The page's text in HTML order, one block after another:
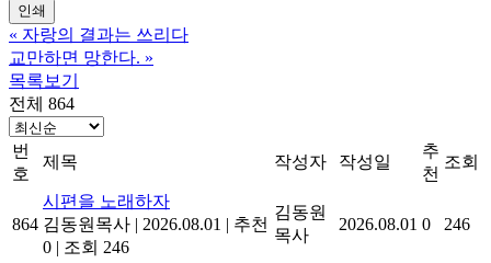
인쇄
« 자랑의 결과는 쓰리다
교만하면 망한다. »
목록보기
전체 864
번
호
제목 작성자 작성일
추
천
조회
864
시편을 노래하자
김동원목사 | 2026.08.01 | 추천
0 | 조회 246
김동원
목사
2026.08.01 0 246